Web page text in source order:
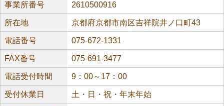
事業所番号 2610500916
所在地 京都府京都市南区吉祥院井ノ口町43
電話番号 075-672-1331
FAX番号 075-691-3477
電話受付時間 9：00～17：00
受付休業日 土・日・祝・年末年始